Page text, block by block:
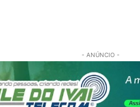
- ANÚNCIO -